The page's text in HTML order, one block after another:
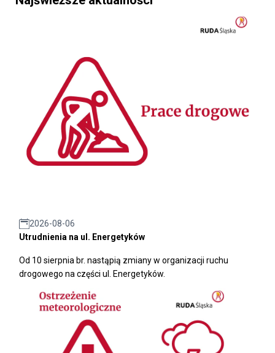
2026-08-06
Utrudnienia na ul. Energetyków
Od 10 sierpnia br. nastąpią zmiany w organizacji ruchu
drogowego na części ul. Energetyków.